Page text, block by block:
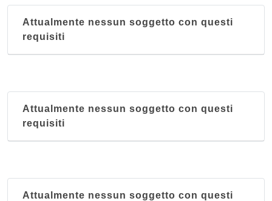
Attualmente nessun soggetto con questi
requisiti
Attualmente nessun soggetto con questi
requisiti
Attualmente nessun soggetto con questi